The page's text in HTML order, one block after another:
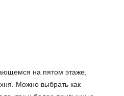
на пятом этаже,
Можно выбрать как